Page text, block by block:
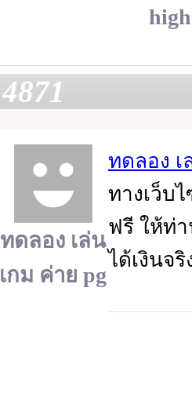
4871
ทดลอง เล่น
เกม ค่าย pg
ทดลอง เ
ทางเว็บ
ฟรี ให้ท่
ได้เงินจ